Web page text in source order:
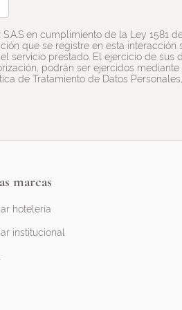
S.A.S en cumplimiento de la Ley 1581
que se registre en esta interacción
servicio prestado. El ejercicio de sus
podrán ser ejercidos
de Tratamiento de Datos
marcas
hotelería
institucional